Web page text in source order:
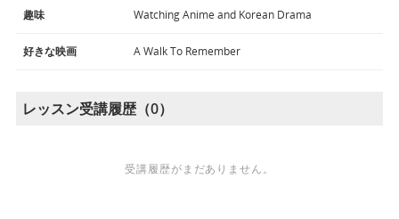
趣味 Watching Anime and Korean Drama
好きな映画 A Walk To Remember
レッスン受講履歴（0）
受講履歴がまだありません。